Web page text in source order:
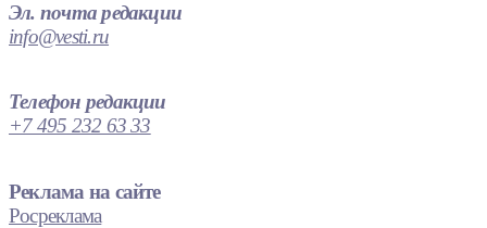
Эл. почта редакции
info@vesti.ru
Телефон редакции
+7 495 232 63 33
Реклама на сайте
Росреклама